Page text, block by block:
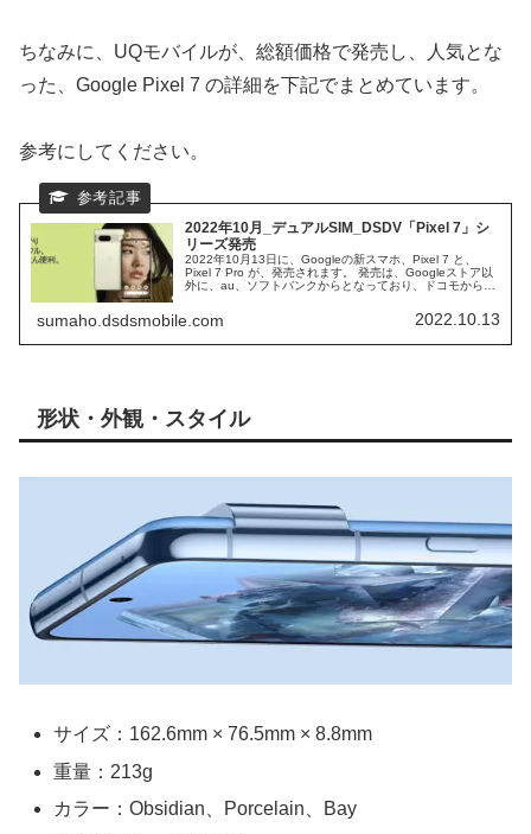
ちなみに、UQモバイルが、総額価格で発売し、人気とな
った、Google Pixel 7 の詳細を下記でまとめています。
参考にしてください。
2022年10月_デュアルSIM_DSDV「Pixel 7」シ
リーズ発売
2022年10月13日に、Googleの新スマホ、Pixel 7 と、
Pixel 7 Pro が、発売されます。 発売は、Googleストア以
外に、au、ソフトバンクからとなっており、ドコモから
ーが、Google Tensor G2 に、グレードアップした、Pixel
7 シリーズの、スペック仕様に、迫ってみます。
sumaho.dsdsmobile.com 2022.10.13
形状・外観・スタイル
サイズ：162.6mm × 76.5mm × 8.8mm
重量：213g
カラー：Obsidian、Porcelain、Bay